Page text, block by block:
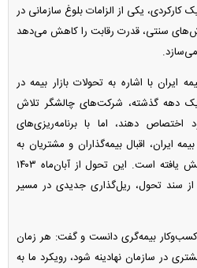
یکی از الزامات بلوغ سازمانی در
سنتی، قدرت رقابت را کاهش می‌دهد
با اشاره به تحولات بازار بیمه در
دهه گذشته، شرکت‌های چالشگر تلاش
اختصاص دهند، اما با برنامه‌ریزی‌های
ایران، اقبال بیمه‌گذاران و مشتریان به
این شرکت به‌طور محسوسی افزایش یافته است. این تحول از آبان‌ماه ۱۴۰۳
از سند تحول، ریل‌گذاری جدیدی در مسیر
بیمه‌گری دانست و گفت: هر زمان
در سازمان نهادینه شود، رویکرد ما به